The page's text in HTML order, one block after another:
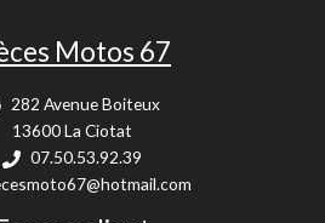
Motos 67
282 Avenue Boiteux
13600 La Ciotat
07.50.53.92.39